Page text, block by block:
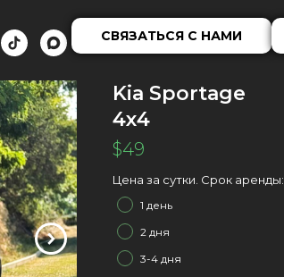
СВЯЗАТЬСЯ С НАМИ
Kia Sportage
4х4
$49
Цена за сутки. Срок аренды:
1 день
2 дня
3-4 дня